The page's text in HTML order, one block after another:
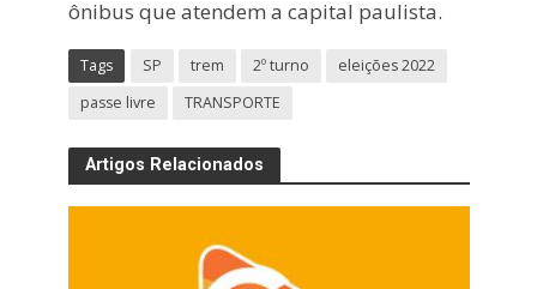
ônibus que atendem a capital paulista.
Tags SP trem 2º turno
eleições 2022
passe livre
TRANSPORTE
Artigos Relacionados